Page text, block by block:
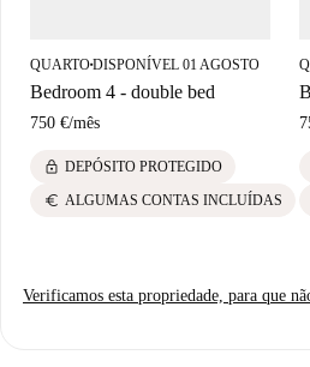
encontrará locais históricos e culturais,
Opções gastronômicas não faltam, com
Pastaio, Burghetto e Los Torreznos a uma
necessidades diárias, os mercados
convenientemente localizados.
QUARTO■DISPONÍVEL 01 AGOSTO
Bedroom 4 - double bed
750 €/mês
lock DEPÓSITO PROTEGIDO
euro ALGUMAS CONTAS INCLUÍDAS
Verificamos esta propriedade, para que